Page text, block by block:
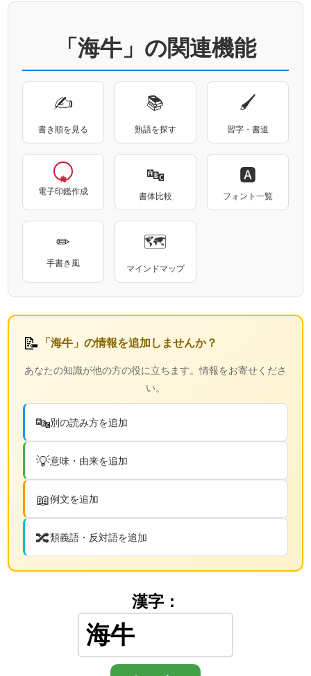
「海牛」の関連機能
✍
書き順を見る
📚
熟語を探す
🖌
習字・書道
電子印鑑作成
🔤
書体比較
🅰
フォント一覧
✏
手書き風
🗺
マインドマップ
📝 「海牛」の情報を追加しませんか？
あなたの知識が他の方の役に立ちます。情報をお寄せくださ
い。
🔤別の読み方を追加
💡意味・由来を追加
📖例文を追加
🔀類義語・反対語を追加
漢字：